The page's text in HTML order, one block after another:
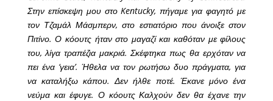
Στην επίσκεψη μου στο Kentucky, πήγαμε για φαγητό με
τον Τζαμάλ Μάσμπερν, στο εστιατόριο που άνοιξε στον
Πιτίνο. Ο κόουτς ήταν στο μαγαζί και καθόταν με φίλους
του, λίγα τραπέζια μακριά. Σκέφτηκα πως θα ερχόταν να
πει ένα ‘γεια’. Ήθελα να τον ρωτήσω δυο πράγματα, για
να καταλήξω κάπου. Δεν ήλθε ποτέ. Έκανε μόνο ένα
νεύμα και έφυγε. Ο κόουτς Καλχούν δεν θα έχανε την